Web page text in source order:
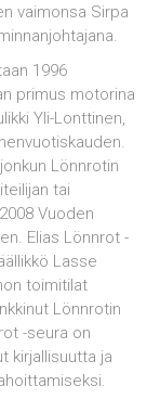
vaimonsa Sirpa
1996
primus motorina
Yli-Lonttinen,
Lönnrotin
tai
Vuoden
Elias Lönnrot -
Lasse
toimitilat
Lönnrotin
-seura on
kirjallisuutta ja